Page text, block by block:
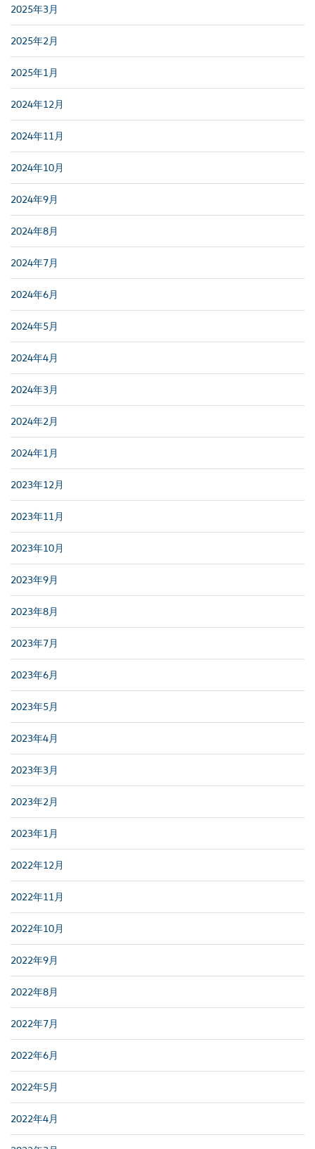
2025年3月
2025年2月
2025年1月
2024年12月
2024年11月
2024年10月
2024年9月
2024年8月
2024年7月
2024年6月
2024年5月
2024年4月
2024年3月
2024年2月
2024年1月
2023年12月
2023年11月
2023年10月
2023年9月
2023年8月
2023年7月
2023年6月
2023年5月
2023年4月
2023年3月
2023年2月
2023年1月
2022年12月
2022年11月
2022年10月
2022年9月
2022年8月
2022年7月
2022年6月
2022年5月
2022年4月